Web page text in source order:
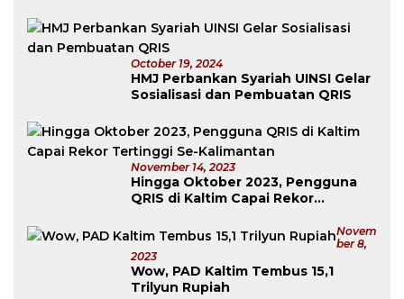
October 19, 2024
HMJ Perbankan Syariah UINSI Gelar
Sosialisasi dan Pembuatan QRIS
November 14, 2023
Hingga Oktober 2023, Pengguna
QRIS di Kaltim Capai Rekor
Novem
Ber 8,
2023
Wow, PAD Kaltim Tembus 15,1
Trilyun Rupiah